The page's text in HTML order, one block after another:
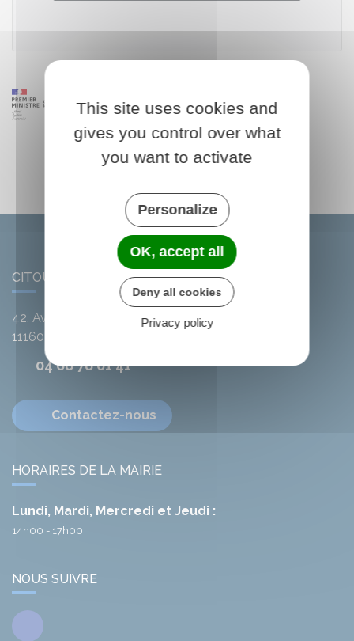
CITOU
42, Avenue de l'Argent-Double
11160
04 68 78 01 41
Contactez-nous
HORAIRES DE LA MAIRIE
Lundi, Mardi, Mercredi et Jeudi :
14h00 - 17h00
NOUS SUIVRE
Facebook
This site uses cookies and
gives you control over what
you want to activate
Personalize
OK, accept all
Deny all cookies
Privacy policy